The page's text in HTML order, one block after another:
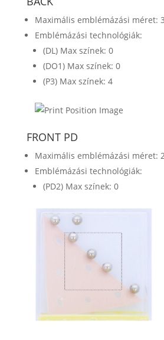
Maximális emblémázási méret:
Emblémázási technológiák:
(DL) Max színek: 0
(DO1) Max színek: 0
(P3) Max színek: 4
FRONT PD
Maximális emblémázási méret:
Emblémázási technológiák:
(PD2) Max színek: 0